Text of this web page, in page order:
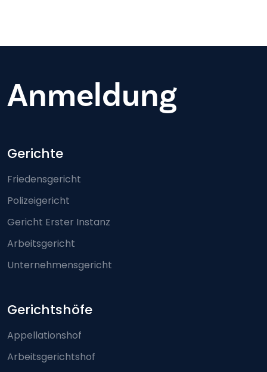
Anmeldung
Footer-menu
Gerichte
Friedensgericht
Polizeigericht
Gericht Erster Instanz
Arbeitsgericht
Unternehmensgericht
Gerichtshöfe
Appellationshof
Arbeitsgerichtshof